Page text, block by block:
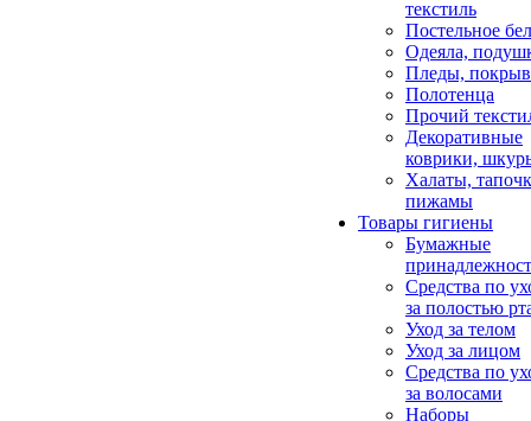
текстиль
Постельное
Одеяла,
Пледы,
Полотенца
Прочий
Декоративные
коврики,
Халаты,
пижамы
Товары гигиены
Бумажные
Средства по
за полостью
Уход за телом
Уход за лицом
Средства по
за волосами
Наборы